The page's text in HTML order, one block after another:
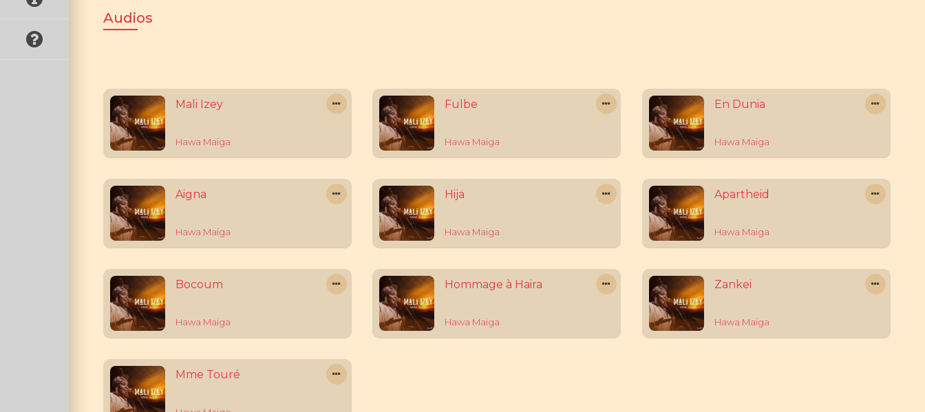
Audios
Mali Izey
Hawa Maiga
Fulbe
Hawa Maiga
En Dunia
Hawa Maiga
Aigna
Hawa Maiga
Hija
Hawa Maiga
Apartheid
Hawa Maiga
Bocoum
Hawa Maiga
Hommage à Haira
Hawa Maiga
Zankei
Hawa Maiga
Mme Touré